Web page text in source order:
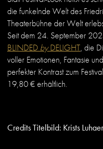
die funkelnde Welt des
Theaterbühne der Welt
Seit dem 24. September
BLINDED byDELIGHT, die
voller Emotionen, Fantasie
perfekter Kontrast zum
19,80 € erhältlich.
Credits Titelbild: Krists